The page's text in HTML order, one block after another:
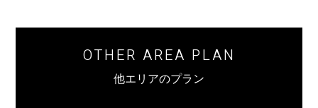
OTHER AREA PLAN
他エリアのプラン